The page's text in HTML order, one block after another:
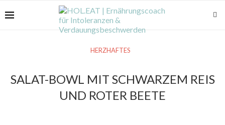
HERZHAFTES
SALAT-BOWL MIT SCHWARZEM REIS
UND ROTER BEETE